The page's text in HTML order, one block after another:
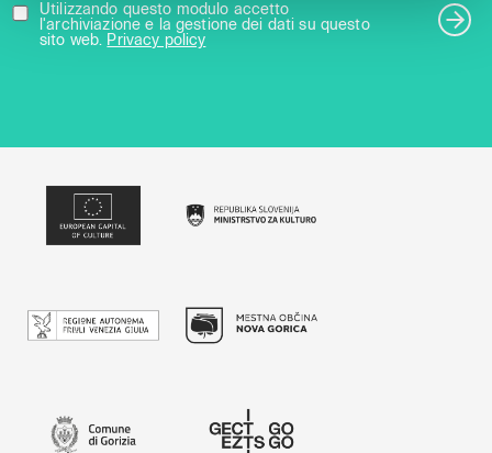
Utilizzando questo modulo accetto
l'archiviazione e la gestione dei dati su questo
sito web.
Privacy policy